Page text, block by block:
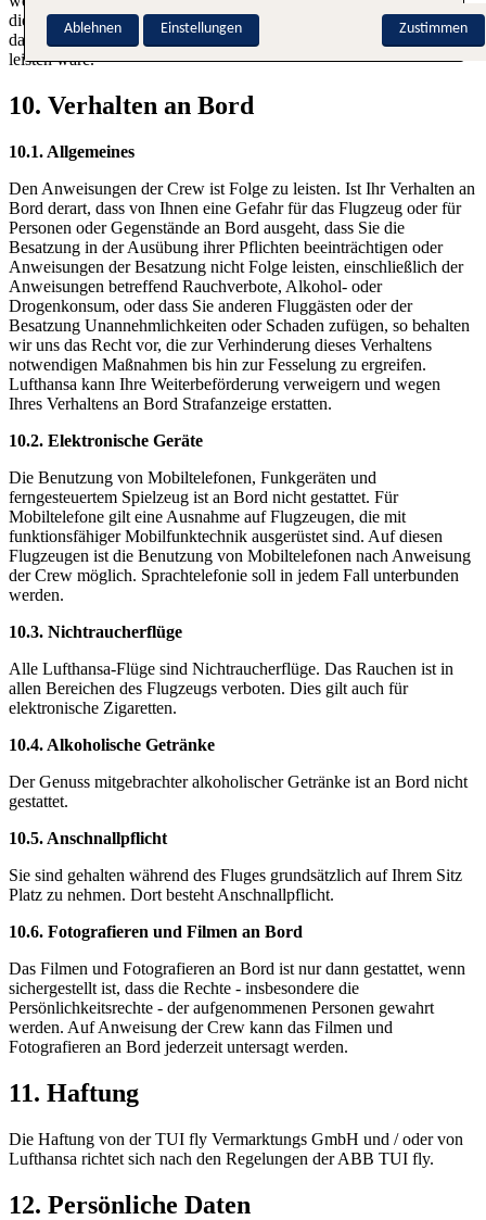
die geistige oder körperliche Verfassung eines Fluggastes derart ist,
dass eine übergebührliche Unterstützung durch das Bordpersonal zu
leisten wäre.
10. Verhalten an Bord
10.1. Allgemeines
Den Anweisungen der Crew ist Folge zu leisten. Ist Ihr Verhalten an
Bord derart, dass von Ihnen eine Gefahr für das Flugzeug oder für
Personen oder Gegenstände an Bord ausgeht, dass Sie die
Besatzung in der Ausübung ihrer Pflichten beeinträchtigen oder
Anweisungen der Besatzung nicht Folge leisten, einschließlich der
Anweisungen betreffend Rauchverbote, Alkohol- oder
Drogenkonsum, oder dass Sie anderen Fluggästen oder der
Besatzung Unannehmlichkeiten oder Schaden zufügen, so behalten
wir uns das Recht vor, die zur Verhinderung dieses Verhaltens
notwendigen Maßnahmen bis hin zur Fesselung zu ergreifen.
Lufthansa kann Ihre Weiterbeförderung verweigern und wegen
Ihres Verhaltens an Bord Strafanzeige erstatten.
10.2. Elektronische Geräte
Die Benutzung von Mobiltelefonen, Funkgeräten und
ferngesteuertem Spielzeug ist an Bord nicht gestattet. Für
Mobiltelefone gilt eine Ausnahme auf Flugzeugen, die mit
funktionsfähiger Mobilfunktechnik ausgerüstet sind. Auf diesen
Flugzeugen ist die Benutzung von Mobiltelefonen nach Anweisung
der Crew möglich. Sprachtelefonie soll in jedem Fall unterbunden
werden.
10.3. Nichtraucherflüge
Alle Lufthansa-Flüge sind Nichtraucherflüge. Das Rauchen ist in
allen Bereichen des Flugzeugs verboten. Dies gilt auch für
elektronische Zigaretten.
10.4. Alkoholische Getränke
Der Genuss mitgebrachter alkoholischer Getränke ist an Bord nicht
gestattet.
10.5. Anschnallpflicht
Sie sind gehalten während des Fluges grundsätzlich auf Ihrem Sitz
Platz zu nehmen. Dort besteht Anschnallpflicht.
10.6. Fotografieren und Filmen an Bord
Das Filmen und Fotografieren an Bord ist nur dann gestattet, wenn
sichergestellt ist, dass die Rechte - insbesondere die
Persönlichkeitsrechte - der aufgenommenen Personen gewahrt
werden. Auf Anweisung der Crew kann das Filmen und
Fotografieren an Bord jederzeit untersagt werden.
11. Haftung
Die Haftung von der TUI fly Vermarktungs GmbH und / oder von
Lufthansa richtet sich nach den Regelungen der ABB TUI fly.
12. Persönliche Daten
Zustimmen
Ablehnen Einstellungen